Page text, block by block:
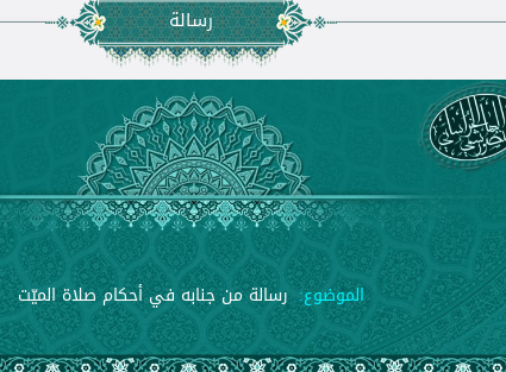
رسالة
الموضوع: رسالة من جنابه في أحكام صلاة الميّت